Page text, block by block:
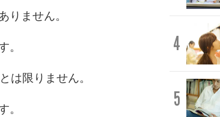
りません。
。
は限りません。
。
4
5